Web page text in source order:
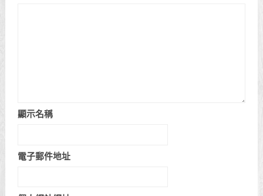
顯示名稱
電子郵件地址